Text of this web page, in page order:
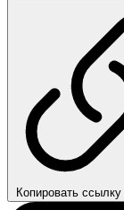
Копировать ссылку